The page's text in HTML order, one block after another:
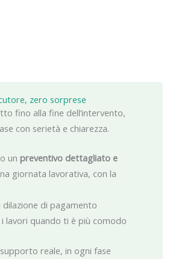
zero sorprese
fino alla fine dell’intervento,
con serietà e chiarezza.
un preventivo dettagliato e
giornata lavorativa, con la
dilazione di pagamento
lavori quando ti è più comodo
reale, in ogni fase